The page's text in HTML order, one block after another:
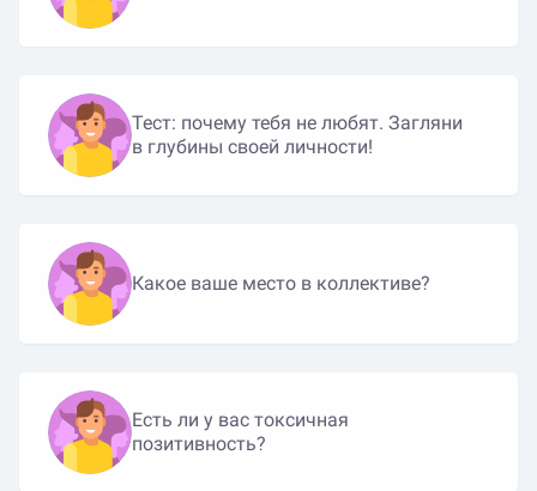
Тест: почему тебя не любят. Загляни
в глубины своей личности!
Какое ваше место в коллективе?
Есть ли у вас токсичная
позитивность?